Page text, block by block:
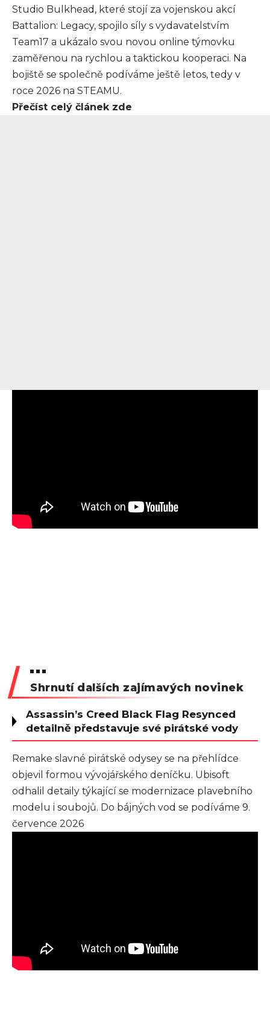
Studio Bulkhead, které stojí za vojenskou akcí
Battalion: Legacy, spojilo síly s vydavatelstvím
Team17 a ukázalo svou novou online týmovku
zaměřenou na rychlou a taktickou kooperaci. Na
bojiště se společně podíváme ještě letos, tedy v
roce 2026 na STEAMU.
Přečíst celý článek zde
Shrnutí dalších zajímavých novinek
Assassin’s Creed Black Flag Resynced
detailně představuje své pirátské vody
Remake slavné pirátské odysey se na přehlídce
objevil formou vývojářského deníčku. Ubisoft
odhalil detaily týkající se modernizace plavebního
modelu i soubojů. Do bájných vod se podíváme 9.
července 2026